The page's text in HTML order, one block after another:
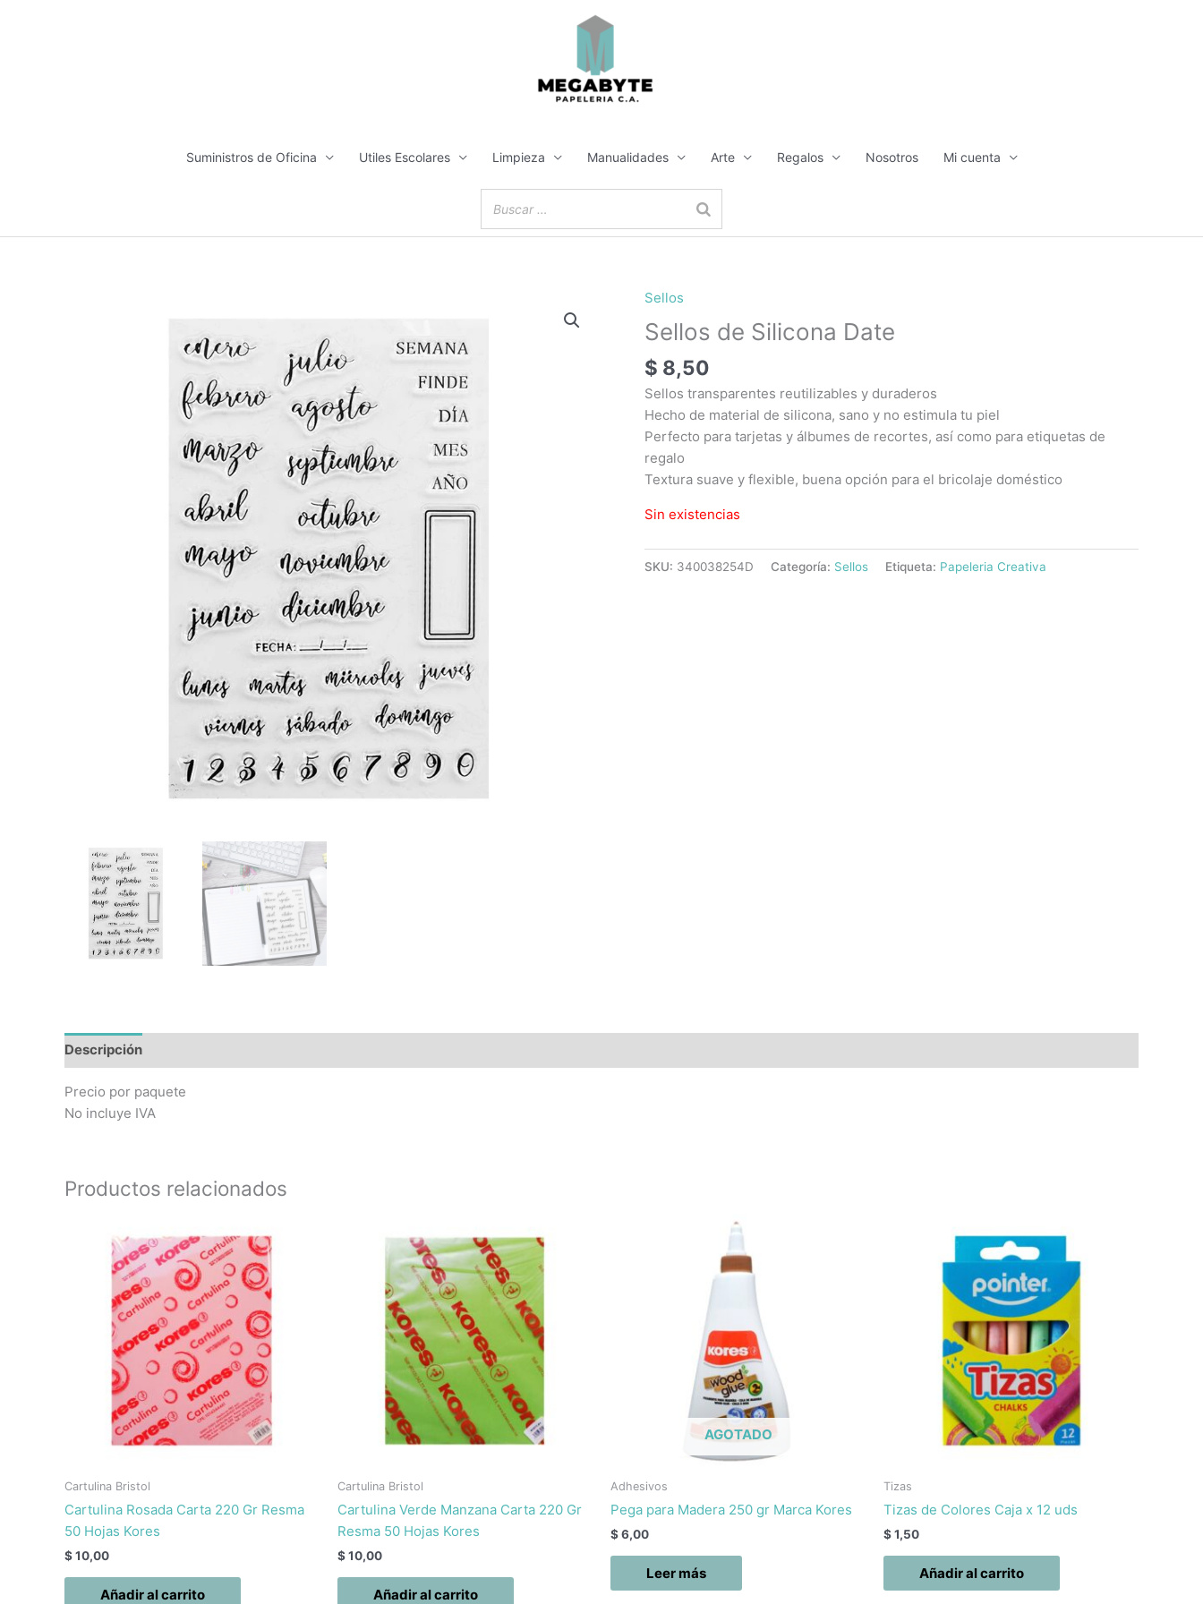
Suministros de Oficina Utiles Escolares Limpieza Manualidades Arte Regalos Nosotros Mi cuenta
Sellos
Sellos de Silicona Date
$ 8,50
Sellos transparentes reutilizables y duraderos
Hecho de material de silicona, sano y no estimula tu piel
Perfecto para tarjetas y álbumes de recortes, así como para etiquetas de
regalo
Textura suave y flexible, buena opción para el bricolaje doméstico
Sin existencias
SKU: 340038254D Categoría: Sellos Etiqueta: Papeleria Creativa
Descripción
Precio por paquete
No incluye IVA
Productos relacionados
Cartulina Bristol
Cartulina Rosada Carta 220 Gr Resma
50 Hojas Kores
$10,00
Añadir al carrito
Cartulina Bristol
Cartulina Verde Manzana Carta 220 Gr
Resma 50 Hojas Kores
$10,00
Añadir al carrito
AGOTADO
Adhesivos
Pega para Madera 250 gr Marca Kores
$6,00
Leer más
Tizas
Tizas de Colores Caja x 12 uds
$1,50
Añadir al carrito